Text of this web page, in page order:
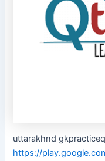
uttarakhnd
https://